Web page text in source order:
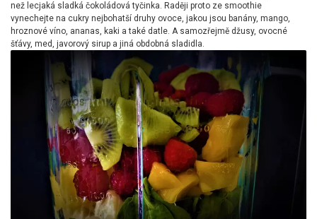
než lecjaká sladká čokoládová tyčinka. Raději proto ze smoothie
vynechejte na cukry nejbohatší druhy ovoce, jakou jsou banány, mango,
hroznové víno, ananas, kaki a také datle. A samozřejmě džusy, ovocné
šťávy, med, javorový sirup a jiná obdobná sladidla.